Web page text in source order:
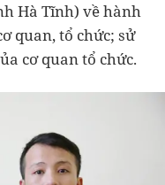
Hà Tĩnh) về hành
quan, tổ chức; sử
cơ quan tổ chức.